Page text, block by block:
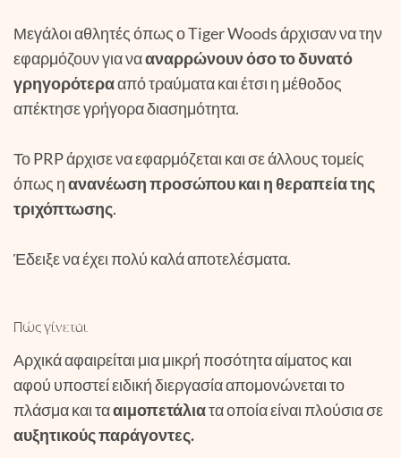
Μεγάλοι αθλητές όπως ο Tiger Woods άρχισαν να την
εφαρμόζουν για νααναρρώνουν όσο το δυνατό
γρηγορότερααπό τραύματα και έτσι η μέθοδος
απέκτησε γρήγορα διασημότητα.
Το PRP άρχισε να εφαρμόζεται και σε άλλους τομείς
όπως ηανανέωση προσώπου και η θεραπεία της
τριχόπτωσης.
Έδειξε να έχει πολύ καλά αποτελέσματα.
Πώς γίνεται
Αρχικά αφαιρείται μια μικρή ποσότητα αίματος και
αφού υποστεί ειδική διεργασία απομονώνεται το
πλάσμα και τααιμοπετάλιατα οποία είναι πλούσια σε
αυξητικούς παράγοντες.